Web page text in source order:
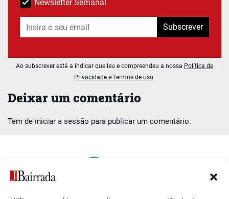
Deixar um comentário
Tem de iniciar a sessão para publicar um comentário.
Newsletter Semanal
Subscrever
Ao subscrever está a indicar que leu e compreendeu a nossa Política de
Privacidade e Termos de uso.